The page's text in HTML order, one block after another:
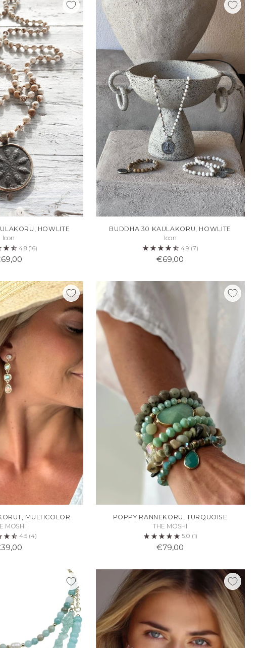
HOWLITE
Icon
4.8 (16)
BUDDHA 30 KAULAKORU, HOWLITE
Icon
4.9 (7)
€69,00
MULTICOLOR
MOSHI
4.5 (4)
POPPY RANNEKORU, TURQUOISE
THE MOSHI
5.0 (1)
€79,00